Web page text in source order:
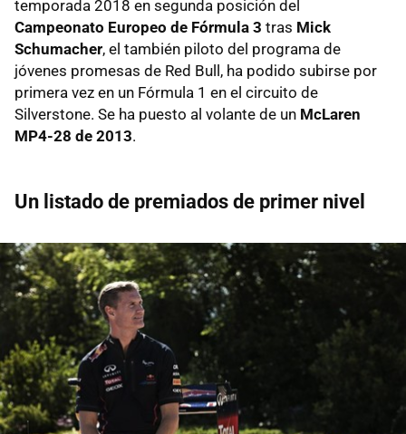
temporada 2018 en segunda posición del
Campeonato Europeo de Fórmula 3 tras Mick
Schumacher, el también piloto del programa de
jóvenes promesas de Red Bull, ha podido subirse por
primera vez en un Fórmula 1 en el circuito de
Silverstone. Se ha puesto al volante de un McLaren
MP4-28 de 2013.
Un listado de premiados de primer nivel